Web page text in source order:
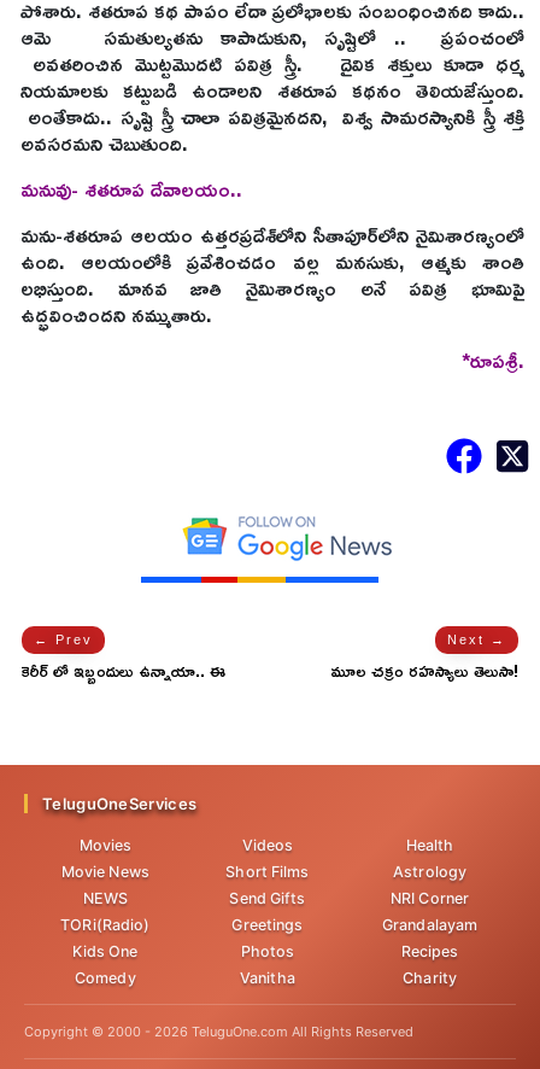
పోశారు. శతరూప కథ పాపం లేదా ప్రలోభాలకు సంబంధించినది కాదు..
ఆమె సమతుల్యతను కాపాడుకుని, సృష్టిలో .. ప్రపంచంలో
అవతరించిన మొట్టమొదటి పవిత్ర స్త్రీ. దైవిక శక్తులు కూడా ధర్మ
నియమాలకు కట్టుబడి ఉండాలని శతరూప కథనం తెలియజేస్తుంది.
అంతేకాదు.. సృష్టి స్త్రీ చాలా పవిత్రమైనదని, విశ్వ సామరస్యానికి స్త్రీ శక్తి
అవసరమని చెబుతుంది.
మనువు- శతరూప దేవాలయం..
మను-శతరూప ఆలయం ఉత్తరప్రదేశ్‌లోని సీతాపూర్‌లోని నైమిశారణ్యంలో
ఉంది. ఆలయంలోకి ప్రవేశించడం వల్ల మనసుకు, ఆత్మకు శాంతి
లభిస్తుంది. మానవ జాతి నైమిశారణ్యం అనే పవిత్ర భూమిపై
ఉద్భవించిందని నమ్ముతారు.
*రూపశ్రీ.
← Prev
కెరీర్ లో ఇబ్బందులు ఉన్నాయా.. ఈ
Next →
మూల చక్రం రహస్యాలు తెలుసా!
TeluguOneServices
Movies
Movie News
NEWS
TORi(Radio)
Kids One
Comedy
Videos
Short Films
Send Gifts
Greetings
Photos
Vanitha
Health
Astrology
NRI Corner
Grandalayam
Recipes
Charity
Copyright © 2000 - 2026 TeluguOne.com All Rights Reserved